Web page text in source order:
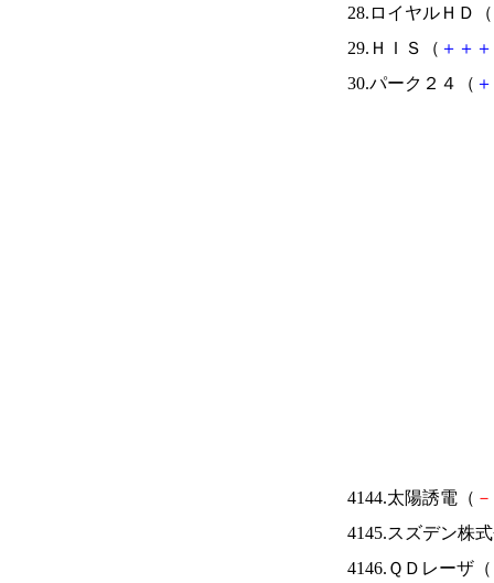
28.ロイヤルＨＤ（
29.ＨＩＳ（ ＋ ＋ ＋
30.パーク２４（ ＋
4144.太陽誘電（ －
4145.スズデン株
4146.ＱＤレーザ（